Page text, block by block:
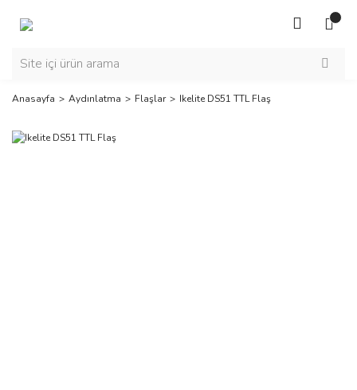
Anasayfa Aydınlatma Flaşlar Ikelite DS51 TTL Flaş